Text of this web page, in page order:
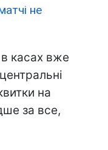
не
касах вже
на
за все,